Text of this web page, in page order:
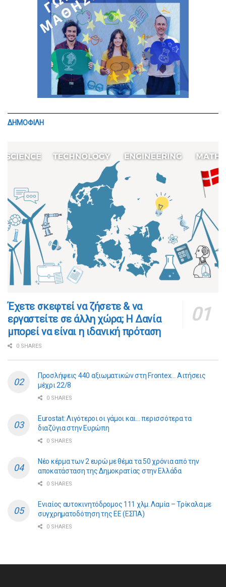
ΔΗΜΟΦΙΛΗ
​​Έχετε σκεφτεί να ζήσετε & να
εργαστείτε σε άλλη χώρα; Η Δανία
μπορεί να είναι η ιδανική πρόταση
0 SHARES
Προσλήψεις 440 αξιωματικών στη Frontex… Αιτήσεις
μέχρι 22/8
0 SHARES
Eurostat: Λιγότεροι οι γάμοι και… περισσότερα τα
διαζύγια στην Ευρώπη
0 SHARES
Νέο κέρμα των 2 ευρώ με θέμα τα 50 χρόνια από την
αποκατάσταση της Δημοκρατίας στην Ελλάδα
0 SHARES
Ενιαίος αυτοκινητόδρομος 111 χλμ. Λαμία – Τρίκαλα με
συγχρηματοδότηση της ΕE (ΕΣΠΑ)
0 SHARES